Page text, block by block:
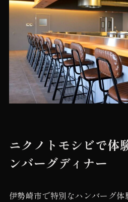
ニクノトモシビで体
ンバーグディナー
伊勢崎市で特別なハンバーグ